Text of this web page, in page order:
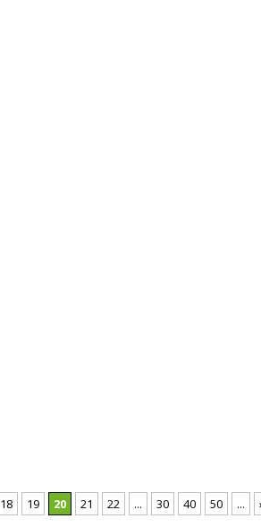
18 19 20 21 22 ... 30 40 50 ...